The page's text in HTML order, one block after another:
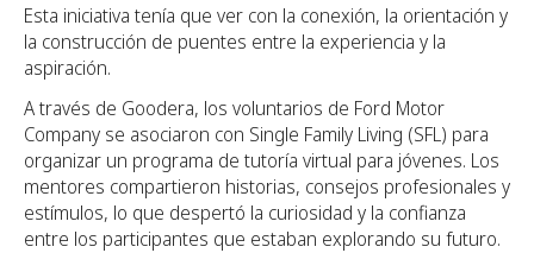
Esta iniciativa tenía que ver con la conexión, la orientación y
la construcción de puentes entre la experiencia y la
aspiración.
A través de Goodera, los voluntarios de Ford Motor
Company se asociaron con Single Family Living (SFL) para
organizar un programa de tutoría virtual para jóvenes. Los
mentores compartieron historias, consejos profesionales y
estímulos, lo que despertó la curiosidad y la confianza
entre los participantes que estaban explorando su futuro.